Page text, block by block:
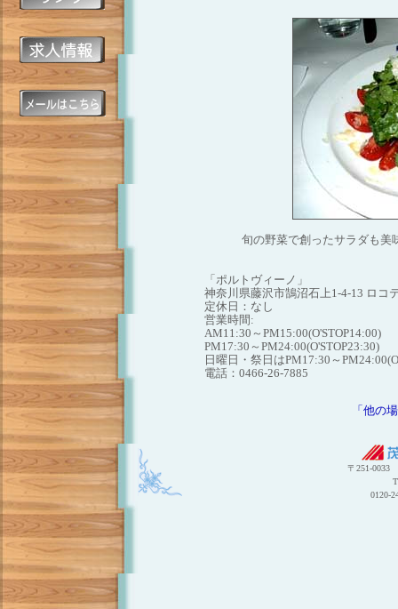
旬の野菜で創ったサラダも美
「ポルトヴィーノ」
神奈川県藤沢市鵠沼石上1-4-13 ロコ
定休日：なし
営業時間:
AM11:30～PM15:00(O'STOP14:00)
PM17:30～PM24:00(O'STOP23:30)
日曜日・祭日はPM17:30～
電話：0466-26-7885
「他の
〒251-0033
0120-